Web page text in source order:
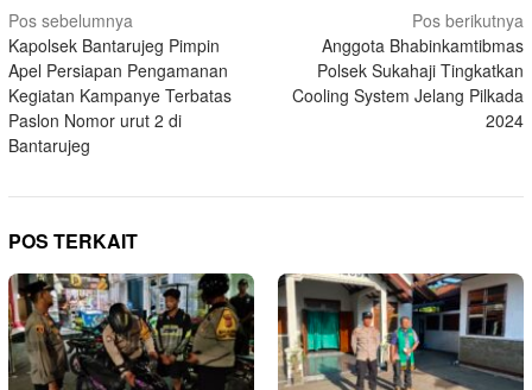
Navigasi
pos
Pos sebelumnya
Kapolsek Bantarujeg Pimpin
Apel Persiapan Pengamanan
Kegiatan Kampanye Terbatas
Paslon Nomor urut 2 di
Bantarujeg
Pos berikutnya
Anggota Bhabinkamtibmas
Polsek Sukahaji Tingkatkan
Cooling System Jelang Pilkada
2024
POS TERKAIT